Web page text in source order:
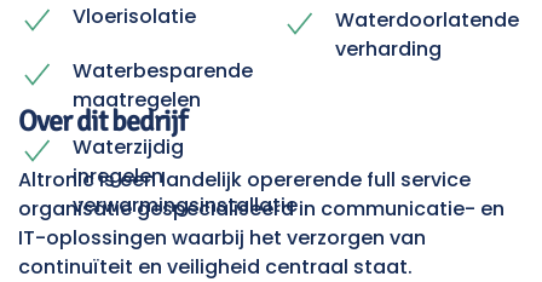
Vloerisolatie
Waterbesparende
maatregelen
Waterdoorlatende
verharding
Waterzijdig
inregelen
verwarmingsinstallatie
Over dit bedrijf
Altronic is een landelijk opererende full service
organisatie gespecialiseerd in communicatie- en
IT-oplossingen waarbij het verzorgen van
continuïteit en veiligheid centraal staat.